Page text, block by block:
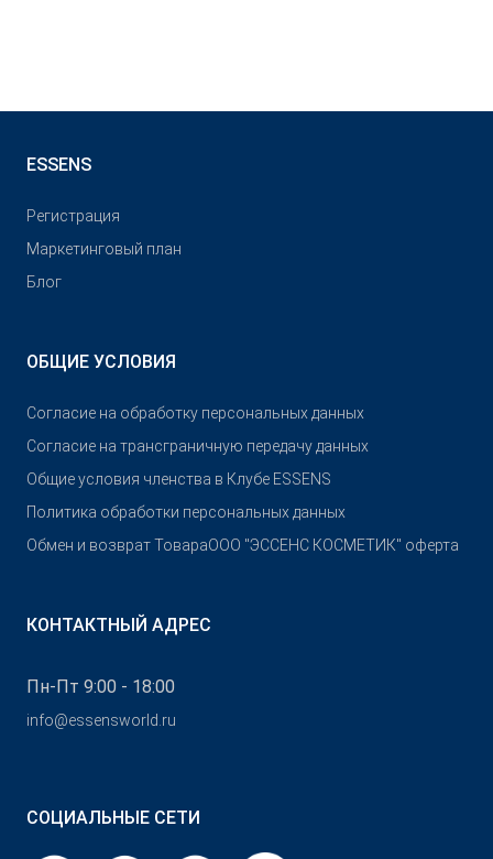
ESSENS
Pегистрация
Маркетинговый план
Блог
ОБЩИЕ УСЛОВИЯ
Согласие на обработку персональных данных
Согласие на трансграничную передачу данных
Общие условия членства в Клубе ESSENS
Политика обработки персональных данных
Обмен и возврат ТовараOOO "ЭССЕНС КОСМЕТИК" оферта
КОНТАКТНЫЙ АДРЕС
Пн-Пт 9:00 - 18:00
info@essensworld.ru
СОЦИАЛЬНЫЕ СЕТИ